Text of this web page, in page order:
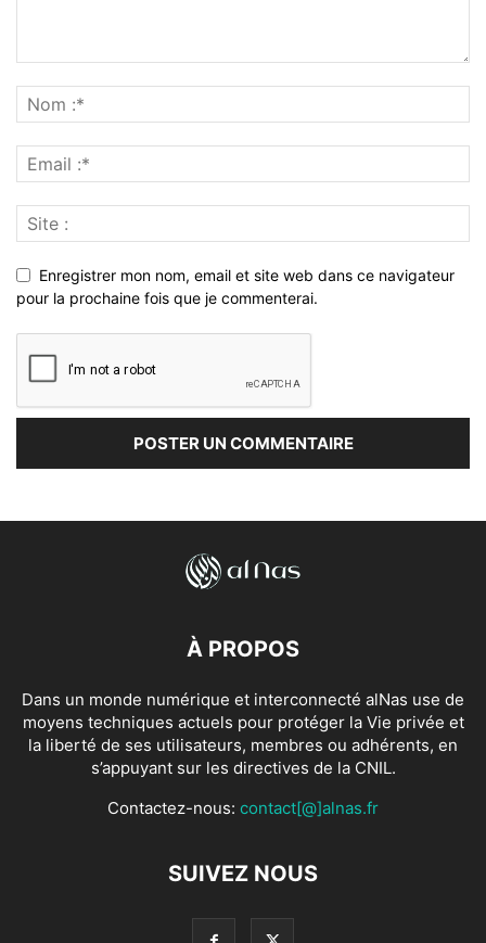
Enregistrer mon nom, email et site web dans ce navigateur
pour la prochaine fois que je commenterai.
À PROPOS
Dans un monde numérique et interconnecté alNas use de
moyens techniques actuels pour protéger la Vie privée et
la liberté de ses utilisateurs, membres ou adhérents, en
s’appuyant sur les directives de la CNIL.
Contactez-nous: contact[@]alnas.fr
SUIVEZ NOUS